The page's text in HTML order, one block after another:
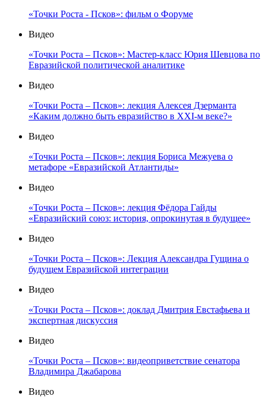
«Точки Роста - Псков»: фильм о Форуме
Видео
«Точки Роста – Псков»: Мастер-класс Юрия Шевцова по
Евразийской политической аналитике
Видео
«Точки Роста – Псков»: лекция Алексея Дзерманта
«Каким должно быть евразийство в XXI-м веке?»
Видео
«Точки Роста – Псков»: лекция Бориса Межуева о
метафоре «Евразийской Атлантиды»
Видео
«Точки Роста – Псков»: лекция Фёдора Гайды
«Евразийский союз: история, опрокинутая в будущее»
Видео
«Точки Роста – Псков»: Лекция Александра Гущина о
будущем Евразийской интеграции
Видео
«Точки Роста – Псков»: доклад Дмитрия Евстафьева и
экспертная дискуссия
Видео
«Точки Роста – Псков»: видеоприветствие сенатора
Владимира Джабарова
Видео